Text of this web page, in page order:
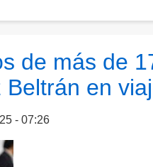
de más de
en
- 07:26